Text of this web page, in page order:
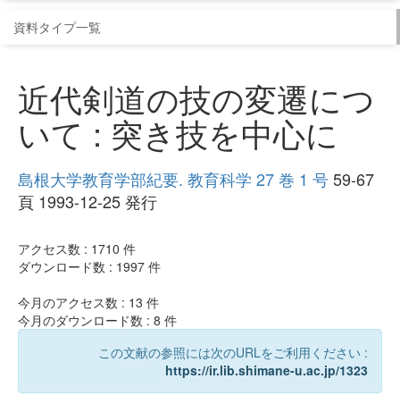
資料タイプ一覧
近代剣道の技の変遷につ
いて : 突き技を中心に
島根大学教育学部紀要. 教育科学 27 巻 1 号59-67
頁 1993-12-25 発行
アクセス数 : 1710 件
ダウンロード数 : 1997 件
今月のアクセス数 : 13 件
今月のダウンロード数 : 8 件
この文献の参照には次のURLをご利用ください :
https://ir.lib.shimane-u.ac.jp/1323